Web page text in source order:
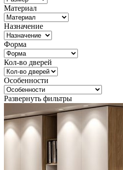
Материал
Назначение
Форма
Кол-во дверей
Особенности
Развернуть фильтры